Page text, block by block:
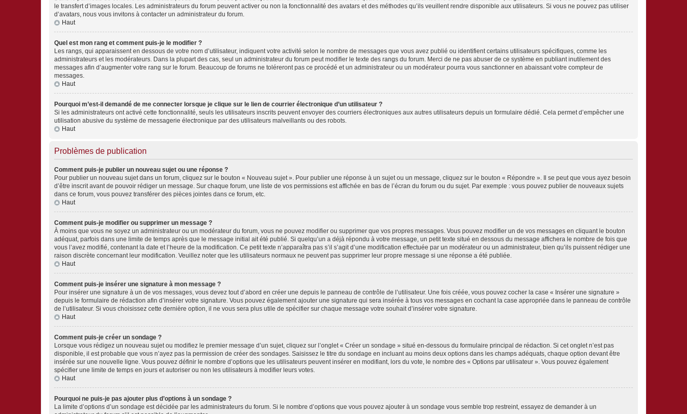
le transfert d’images locales. Les administrateurs du forum peuvent activer ou non la fonctionnalité des avatars et des méthodes qu’ils veuillent rendre disponible aux utilisateurs. Si vous ne pouvez pas utiliser
d’avatars, nous vous invitons à contacter un administrateur du forum.
Haut
Quel est mon rang et comment puis-je le modifier ?
Les rangs, qui apparaissent en dessous de votre nom d’utilisateur, indiquent votre activité selon le nombre de messages que vous avez publié ou identifient certains utilisateurs spécifiques, comme les
administrateurs et les modérateurs. Dans la plupart des cas, seul un administrateur du forum peut modifier le texte des rangs du forum. Merci de ne pas abuser de ce système en publiant inutilement des
messages afin d’augmenter votre rang sur le forum. Beaucoup de forums ne toléreront pas ce procédé et un administrateur ou un modérateur pourra vous sanctionner en abaissant votre compteur de
messages.
Haut
Pourquoi m’est-il demandé de me connecter lorsque je clique sur le lien de courrier électronique d’un utilisateur ?
Si les administrateurs ont activé cette fonctionnalité, seuls les utilisateurs inscrits peuvent envoyer des courriers électroniques aux autres utilisateurs depuis un formulaire dédié. Cela permet d’empêcher une
utilisation abusive du système de messagerie électronique par des utilisateurs malveillants ou des robots.
Haut
Problèmes de publication
Comment puis-je publier un nouveau sujet ou une réponse ?
Pour publier un nouveau sujet dans un forum, cliquez sur le bouton « Nouveau sujet ». Pour publier une réponse à un sujet ou un message, cliquez sur le bouton « Répondre ». Il se peut que vous ayez besoin
d’être inscrit avant de pouvoir rédiger un message. Sur chaque forum, une liste de vos permissions est affichée en bas de l’écran du forum ou du sujet. Par exemple : vous pouvez publier de nouveaux sujets
dans ce forum, vous pouvez transférer des pièces jointes dans ce forum, etc.
Haut
Comment puis-je modifier ou supprimer un message ?
À moins que vous ne soyez un administrateur ou un modérateur du forum, vous ne pouvez modifier ou supprimer que vos propres messages. Vous pouvez modifier un de vos messages en cliquant le bouton
adéquat, parfois dans une limite de temps après que le message initial ait été publié. Si quelqu’un a déjà répondu à votre message, un petit texte situé en dessous du message affichera le nombre de fois que
vous l’avez modifié, contenant la date et l’heure de la modification. Ce petit texte n’apparaîtra pas s’il s’agit d’une modification effectuée par un modérateur ou un administrateur, bien qu’ils puissent rédiger une
raison discrète concernant leur modification. Veuillez noter que les utilisateurs normaux ne peuvent pas supprimer leur propre message si une réponse a été publiée.
Haut
Comment puis-je insérer une signature à mon message ?
Pour insérer une signature à un de vos messages, vous devez tout d’abord en créer une depuis le panneau de contrôle de l’utilisateur. Une fois créée, vous pouvez cocher la case « Insérer une signature »
depuis le formulaire de rédaction afin d’insérer votre signature. Vous pouvez également ajouter une signature qui sera insérée à tous vos messages en cochant la case appropriée dans le panneau de contrôle
de l’utilisateur. Si vous choisissez cette dernière option, il ne vous sera plus utile de spécifier sur chaque message votre souhait d’insérer votre signature.
Haut
Comment puis-je créer un sondage ?
Lorsque vous rédigez un nouveau sujet ou modifiez le premier message d’un sujet, cliquez sur l’onglet « Créer un sondage » situé en-dessous du formulaire principal de rédaction. Si cet onglet n’est pas
disponible, il est probable que vous n’ayez pas la permission de créer des sondages. Saisissez le titre du sondage en incluant au moins deux options dans les champs adéquats, chaque option devant être
insérée sur une nouvelle ligne. Vous pouvez définir le nombre d’options que les utilisateurs peuvent insérer en modifiant, lors du vote, le nombre des « Options par utilisateur ». Vous pouvez également
spécifier une limite de temps en jours et autoriser ou non les utilisateurs à modifier leurs votes.
Haut
Pourquoi ne puis-je pas ajouter plus d’options à un sondage ?
La limite d’options d’un sondage est décidée par les administrateurs du forum. Si le nombre d’options que vous pouvez ajouter à un sondage vous semble trop restreint, essayez de demander à un